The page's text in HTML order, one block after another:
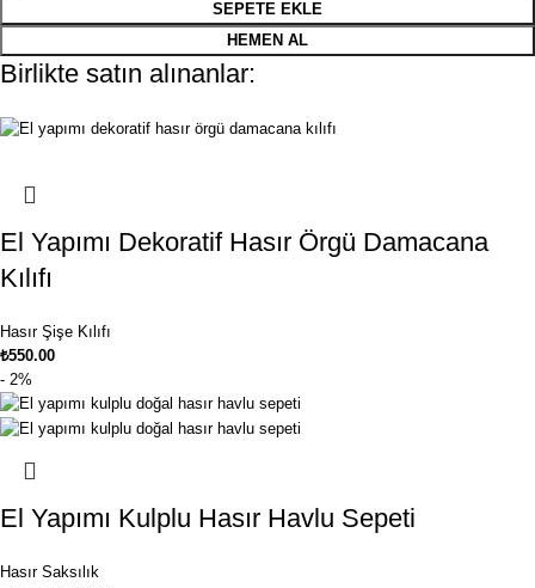
SEPETE EKLE
HEMEN AL
Birlikte satın alınanlar:
El Yapımı Dekoratif Hasır Örgü Damacana
Kılıfı
Hasır Şişe Kılıfı
₺550.00
- 2%
El Yapımı Kulplu Hasır Havlu Sepeti
Hasır Saksılık